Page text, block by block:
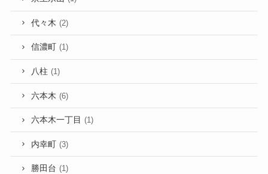
代々木 (2)
信濃町 (1)
八柱 (1)
六本木 (6)
六本木一丁目 (1)
内幸町 (3)
勝田台 (1)